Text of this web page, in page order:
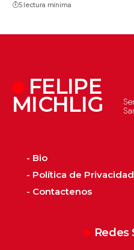
5 lectura mínima
FELIPE
MICHLIG
- Bio
- Política de
- Contactenos
Redes